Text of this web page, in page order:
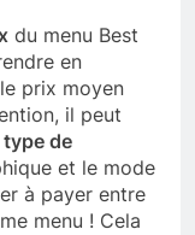
du menu Best
en
prix moyen
il peut
type de
et le mode
à payer entre
menu ! Cela